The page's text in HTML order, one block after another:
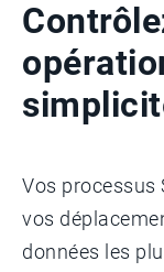
Vos processus
vos
données les